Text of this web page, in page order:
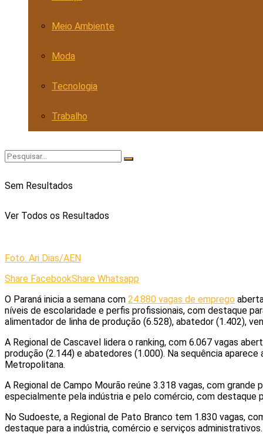
Meio Ambiente
Moda
Tecnologia
Trabalho
Sem Resultados
Ver Todos os Resultados
Foto: Ari Dias/AEN
Share FacebookShare Whatsapp
O Paraná inicia a semana com 24.880 vagas de emprego
níveis de escolaridade e perfis profissionais, com destaque
alimentador de linha de produção (6.528), abatedor (1.402),
A Regional de Cascavel lidera o ranking, com 6.067 vagas
produção (2.144) e abatedores (1.000). Na sequência
Metropolitana.
A Regional de Campo Mourão reúne 3.318 vagas, com
especialmente pela indústria e pelo comércio, com destaque
No Sudoeste, a Regional de Pato Branco tem 1.830 vagas,
destaque para a indústria, comércio e serviços administrativos.